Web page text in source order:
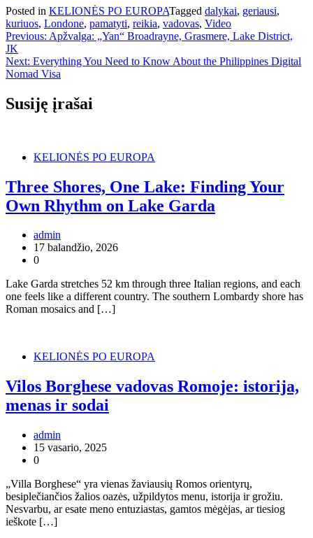
Posted in KELIONĖS PO EUROPATagged dalykai, geriausi,
kuriuos, Londone, pamatyti, reikia, vadovas, Video
Navigacija
tarp
įrašų
Previous: Apžvalga: „Yan“ Broadrayne, Grasmere, Lake District,
JK
Next: Everything You Need to Know About the Philippines Digital
Nomad Visa
Susiję įrašai
KELIONĖS PO EUROPA
Three Shores, One Lake: Finding Your
Own Rhythm on Lake Garda
admin
17 balandžio, 2026
0
Lake Garda stretches 52 km through three Italian regions, and each
one feels like a different country. The southern Lombardy shore has
Roman mosaics and […]
KELIONĖS PO EUROPA
Vilos Borghese vadovas Romoje: istorija,
menas ir sodai
admin
15 vasario, 2025
0
„Villa Borghese“ yra vienas žaviausių Romos orientyrų,
besiplečiančios žalios oazės, užpildytos menu, istorija ir grožiu.
Nesvarbu, ar esate meno entuziastas, gamtos mėgėjas, ar tiesiog
ieškote […]